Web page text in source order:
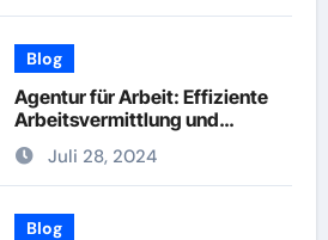
Blog
Agentur für Arbeit: Effiziente
Arbeitsvermittlung und
Karriereberatung
Juli 28, 2024
Blog